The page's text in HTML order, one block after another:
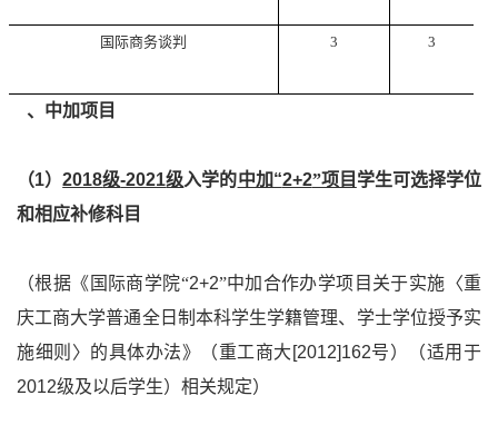
国际商务谈判 3 3
、中加项目
（1）2018级-2021级入学的中加“2+2”项目 学生可选择学位
和相应补修科目
（根据《国际商学院“2+2”中加合作办学项目关于实施〈重
庆工商大学普通全日制本科学生学籍管理、学士学位授予实
施细则〉的具体办法》（重工商大 [2012]162号）（适用于
2012级及以后学生）相关规定）